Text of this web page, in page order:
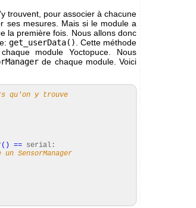
trouvent, pour associer à chacune
ses mesures. Mais si le module a
la première fois. Nous allons donc
get_userData()
. Cette méthode
module Yoctopuce. Nous
de chaque module. Voici
qu'on y trouve
( ) == serial:
SensorManager